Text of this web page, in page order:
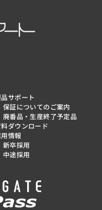
サポート
保証についてのご案内
廃番品・生産終了予定品
ダウンロード
情報
新卒採用
中途採用